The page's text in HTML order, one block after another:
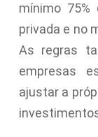
mínimo
privada e no
As regras
empresas
ajustar a